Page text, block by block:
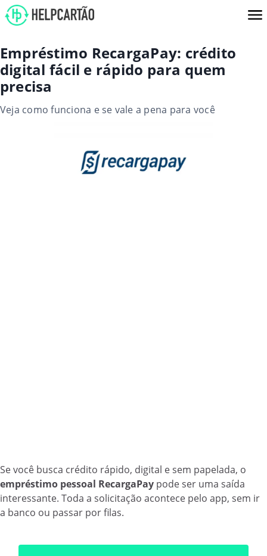
Empréstimo RecargaPay: crédito
digital fácil e rápido para quem
precisa
Veja como funciona e se vale a pena para você
Se você busca crédito rápido, digital e sem papelada, o
empréstimo pessoal RecargaPay pode ser uma saída
interessante. Toda a solicitação acontece pelo app, sem ir
a banco ou passar por filas.